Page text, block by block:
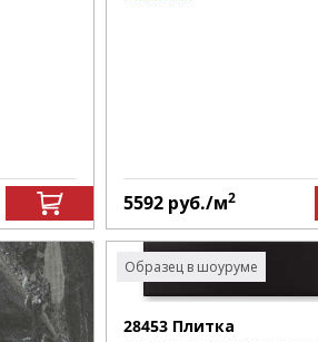
5592 руб./м2
Образец в шоуруме
28453 Плитка